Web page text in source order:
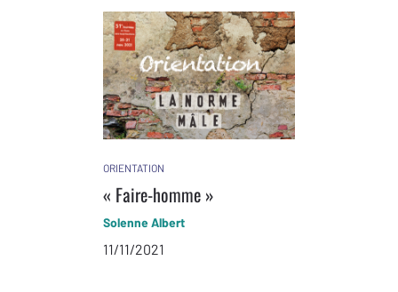
ORIENTATION
« Faire-homme »
Solenne Albert
11/11/2021